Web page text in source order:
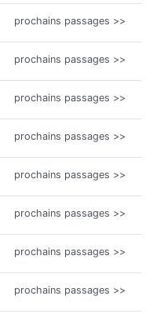
prochains passages >>
prochains passages >>
prochains passages >>
prochains passages >>
prochains passages >>
prochains passages >>
prochains passages >>
prochains passages >>